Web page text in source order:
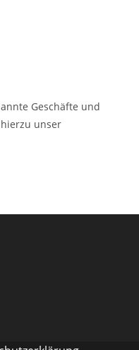
Geschäfte und
unser